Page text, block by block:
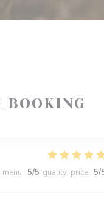
menu : 5/5 quality_price : 5/